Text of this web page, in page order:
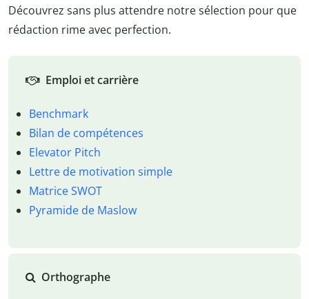
Découvrez sans plus attendre notre sélection pour que
rédaction rime avec perfection.
Emploi et carrière
Benchmark
Bilan de compétences
Elevator Pitch
Lettre de motivation simple
Matrice SWOT
Pyramide de Maslow
Orthographe